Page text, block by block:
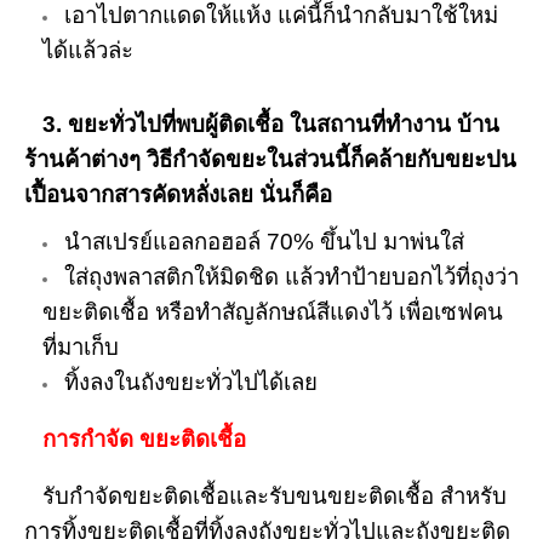
เอาไปตากแดดให้แห้ง แค่นี้ก็นำกลับมาใช้ใหม่
ได้แล้วล่ะ
3. ขยะทั่วไปที่พบผู้ติดเชื้อ ในสถานที่ทำงาน บ้าน
ร้านค้าต่างๆ วิธีกำจัดขยะในส่วนนี้ก็คล้ายกับขยะปน
เปื้อนจากสารคัดหลั่งเลย นั่นก็คือ
นำสเปรย์แอลกอฮอล์ 70% ขึ้นไป มาพ่นใส่
ใส่ถุงพลาสติกให้มิดชิด แล้วทำป้ายบอกไว้ที่ถุงว่า
ขยะติดเชื้อ หรือทำสัญลักษณ์สีแดงไว้ เพื่อเซฟคน
ที่มาเก็บ
ทิ้งลงในถังขยะทั่วไปได้เลย
การกำจัด ขยะติดเชื้อ
รับกำจัดขยะติดเชื้อและรับขนขยะติดเชื้อ สำหรับ
การทิ้งขยะติดเชื้อที่ทิ้งลงถังขยะทั่วไปและถังขยะติด